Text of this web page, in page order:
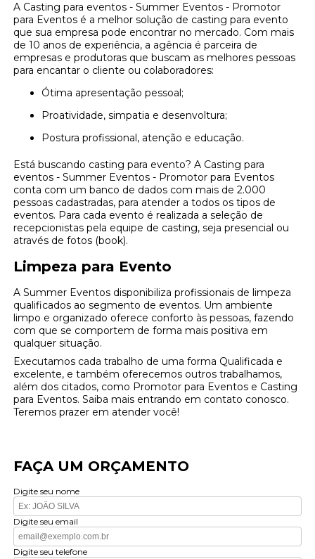
A Casting para eventos - Summer Eventos - Promotor
para Eventos é a melhor solução de casting para evento
que sua empresa pode encontrar no mercado. Com mais
de 10 anos de experiência, a agência é parceira de
empresas e produtoras que buscam as melhores pessoas
para encantar o cliente ou colaboradores:
Ótima apresentação pessoal;
Proatividade, simpatia e desenvoltura;
Postura profissional, atenção e educação.
Está buscando casting para evento? A Casting para
eventos - Summer Eventos - Promotor para Eventos
conta com um banco de dados com mais de 2.000
pessoas cadastradas, para atender a todos os tipos de
eventos. Para cada evento é realizada a seleção de
recepcionistas pela equipe de casting, seja presencial ou
através de fotos (book).
Limpeza para Evento
A Summer Eventos disponibiliza profissionais de limpeza
qualificados ao segmento de eventos. Um ambiente
limpo e organizado oferece conforto às pessoas, fazendo
com que se comportem de forma mais positiva em
qualquer situação.
Executamos cada trabalho de uma forma Qualificada e
excelente, e também oferecemos outros trabalhamos,
além dos citados, como Promotor para Eventos e Casting
para Eventos. Saiba mais entrando em contato conosco.
Teremos prazer em atender você!
FAÇA UM ORÇAMENTO
Digite seu nome
Digite seu email
Digite seu telefone